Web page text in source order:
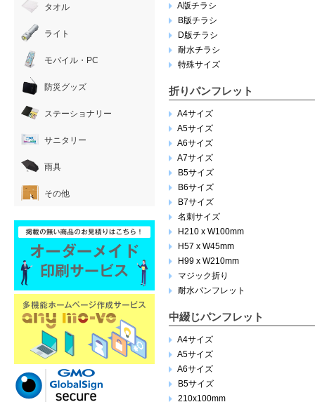
A版チラシ
B版チラシ
D版チラシ
耐水チラシ
特殊サイズ
折りパンフレット
A4サイズ
A5サイズ
A6サイズ
A7サイズ
B5サイズ
B6サイズ
B7サイズ
名刺サイズ
H210 x W100mm
H57 x W45mm
H99 x W210mm
マジック折り
耐水パンフレット
中綴じパンフレット
A4サイズ
A5サイズ
A6サイズ
B5サイズ
210x100mm
タオル
ライト
モバイル・PC
防災グッズ
ステーショナリー
サニタリー
雨具
その他